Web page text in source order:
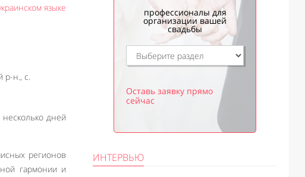
языке
р-н., с.
дней
регионов
гармонии и
профессионалы для
организации вашей
свадьбы
Оставь заявку прямо
сейчас
ИНТЕРВЬЮ